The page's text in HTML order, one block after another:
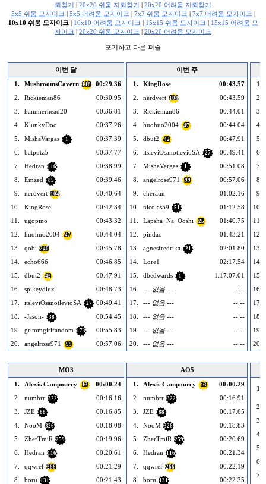
뢰찾기 | 20x20 쉬움 지뢰찾기 | 20x20 어려움 지뢰찾기
5x5 쉬움 모자이크 | 5x5 어려움 모자이크 | 7x7 쉬움 모자이크 | 7x7 어려움 모자이크 |
10x10 쉬움 모자이크 | 10x10 어려움 모자이크 | 15x15 쉬움 모자이크 | 15x15 어려움 모
자이크 | 20x20 쉬움 모자이크 | 20x20 어려움 모자이크
포기하고 다른 퍼즐
이번 달
1.
MushroomsCavern 118
00:29.36
2.
Rickieman86
00:30.95
3.
hammerhead20
00:36.81
4.
KlunkyDoo
00:37.26
5.
MishaVargas 1
00:37.39
6.
batputz5
00:37.77
7.
Hedran 116
00:38.99
8.
Emzed 85
00:39.46
9.
nerdvert 104
00:40.64
10.
KingRose
00:42.34
11.
ugopino
00:43.32
12.
huohuo2004 47
00:44.04
13.
qobi 240
00:45.78
14.
echo666
00:46.85
15.
dbut2 42
00:47.91
16.
spikeydlux
00:48.73
17.
itsleviOsanotlevioSA 27
00:49.41
18.
-Jason- 38
00:54.45
19.
grimmgirlfandom 173
00:55.83
20.
angelrose971 99 00:57.06
이번 주
1.
KingRose
00:43.57
2.
nerdvert 104
00:43.59
3.
Rickieman86
00:44.01
4.
huohuo2004 47
00:44.04
5.
dbut2 42
00:47.91
6.
itsleviOsanotlevioSA 27
00:49.41
7.
MishaVargas 1
00:51.08
8.
angelrose971 99
00:57.06
9.
cheratm
01:02.16
10.
nicolas59 51
01:12.58
11.
Lapsha_Na_Ooshi 25
01:40.75
12.
pindao
01:43.21
13.
agnesfredrika 21
02:01.80
14.
Lore1
02:17.54
15.
dbedwards 1
1:17:07.01
16.
--- 없음 ---
--:--
17.
--- 없음 ---
--:--
18.
--- 없음 ---
--:--
19.
--- 없음 ---
--:--
20.
--- 없음 --- --:--
1.
2.
3.
4.
5.
6.
7.
8.
9.
10.
11.
12.
13.
14.
15.
16.
17.
18.
19.
20.
MO3
1.
Alexis Campourcy 13
00:00.24
2.
numbrr 322
00:16.16
3.
JZE 88
00:16.85
4.
NooM 326
00:18.08
5.
ZherTmiR 259
00:19.96
6.
Hedran 116
00:20.61
7.
qqwref 266
00:21.29
8.
boru 131
00:21.43
AO5
1.
Alexis Campourcy 13
00:00.29
2.
numbrr 322
00:16.91
3.
JZE 88
00:17.65
4.
NooM 326
00:18.83
5.
ZherTmiR 259
00:20.69
6.
Hedran 116
00:21.34
7.
qqwref 266
00:22.19
8.
boru 131
00:22.35
1.
2.
3.
4.
5.
6.
7.